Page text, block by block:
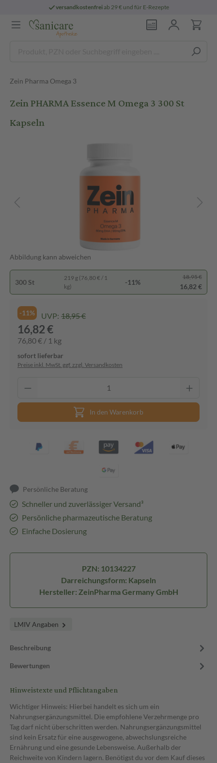
versandkostenfreiab 29 € und für E-Rezepte
Zein Pharma Omega 3
Zein PHARMA Essence M Omega 3 300 St
Kapseln
Abbildung kann abweichen
300 St
219 g (76,80 € / 1
kg)
-11%
18,95 €
16,82 €
-11% UVP: 18,95 €
16,82 €
76,80 € / 1 kg
sofort lieferbar
Preise inkl. MwSt. ggf. zzgl. Versandkosten
In den Warenkorb
Persönliche Beratung
Schneller und zuverlässiger Versand³
Persönliche pharmazeutische Beratung
Einfache Dosierung
PZN: 10134227
Darreichungsform: Kapseln
Hersteller: ZeinPharma Germany GmbH
LMIV Angaben
Beschreibung
Bewertungen
Hinweistexte und Pflichtangaben
Wichtiger Hinweis: Hierbei handelt es sich um ein
Nahrungsergänzungsmittel. Die empfohlene Verzehrmenge pro
Tag darf nicht überschritten werden. Nahrungsergänzungsmittel
sind kein Ersatz für eine ausgewogene, abwechslungsreiche
Ernährung und eine gesunde Lebensweise. Außerhalb der
Reichweite von Kindern lagern. Benötigst du vor dem Kauf dieses